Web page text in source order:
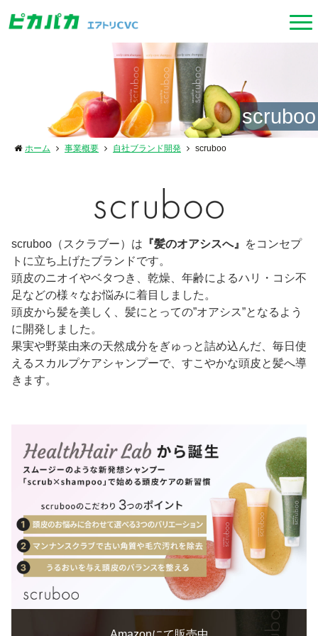
scruboo
ホーム 事業概要 自社ブランド開発 scruboo
scruboo（スクラブー）は 『髪のオアシスへ』
をコンセプ
トに立ち上げたブランドです。
頭皮のニオイやベタつき、乾燥、年齢によるハリ・コシ不
足などの様々なお悩みに着目しました。
頭皮から髪を美しく、髪にとっての”オアシス”となるよう
に開発しました。
果実や野菜由来の天然成分をぎゅっと詰め込んだ、毎日使
えるスカルプケアシャンプーで、すこやかな頭皮と髪へ導
きます。